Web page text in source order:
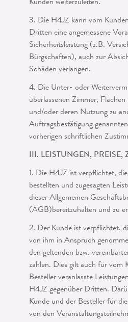
Kunden weiterzuleiten.
3. Die H4JZ kann vom
Dritten eine angemessene
Sicherheitsleistung (z.B.
Bürgschaften), auch zur
Schäden verlangen.
4. Die Unter- oder
überlassenen Zimmer,
und/oder deren Nutzung zu
Auftragsbestätigung
vorherigen schriftlichen
III. LEISTUNGEN, PREISE,
1. Die H4JZ ist verpflichtet,
bestellten und zugesagten
dieser Allgemeinen
(AGB)bereitzuhalten und zu
2. Der Kunde ist verpflichtet,
von ihm in Anspruch
den geltenden bzw.
zahlen. Dies gilt auch für vom
Besteller veranlasste
H4JZ gegenüber Dritten.
Kunde und der Besteller für
von den